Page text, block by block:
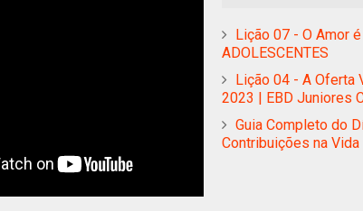
Lição 07 - O Amor
ADOLESCENTES
Lição 04 - A Oferta
2023 | EBD Juniores
Guia Completo do
Contribuições na